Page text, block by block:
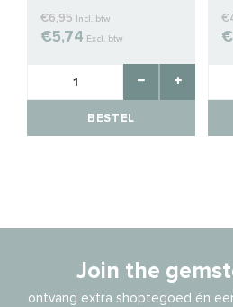
€6,95 Incl. btw
€5,74 Excl. btw
BESTEL
Join the
ontvang extra shoptegoed én